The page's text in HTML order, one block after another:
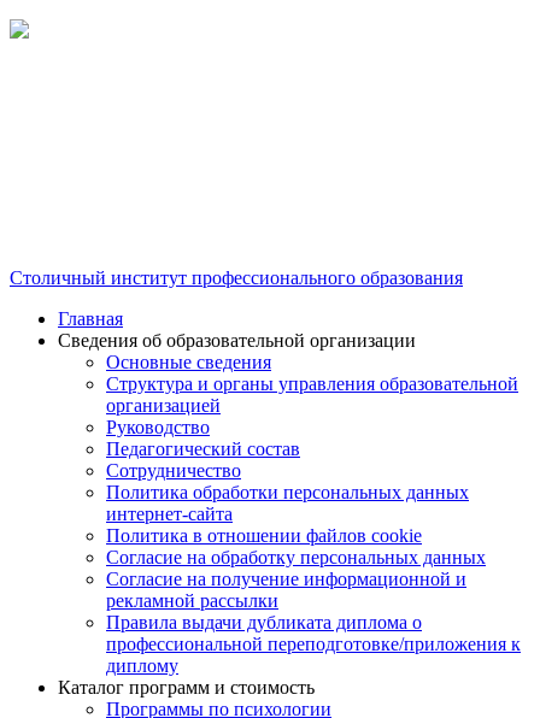
Столичный институт профессионального образования
Главная
Сведения об образовательной организации
Основные сведения
Структура и органы управления образовательной
организацией
Руководство
Педагогический состав
Сотрудничество
Политика обработки персональных данных
интернет-сайта
Политика в отношении файлов cookie
Согласие на обработку персональных данных
Согласие на получение информационной и
рекламной рассылки
Правила выдачи дубликата диплома о
профессиональной переподготовке/приложения к
диплому
Каталог программ и стоимость
Программы по психологии